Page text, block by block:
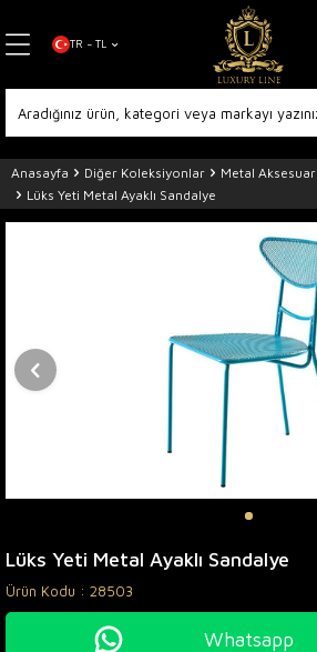
TR − TL
Anasayfa Diğer Koleksiyonlar
Metal
Lüks Yeti Metal Ayaklı Sandalye
Lüks Yeti Metal Ayaklı Sandalye
Ürün Kodu : 28503
Whatsapp